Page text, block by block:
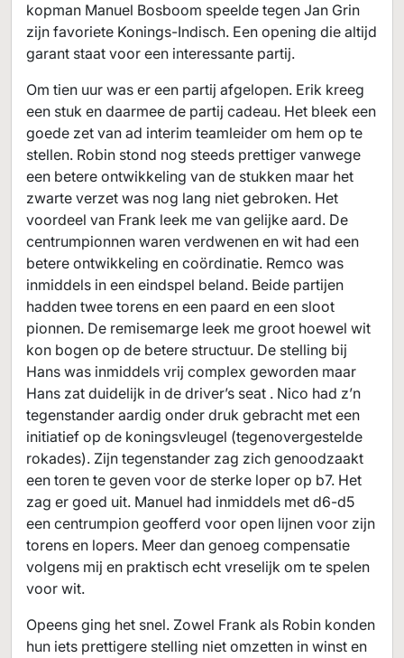
kopman Manuel Bosboom speelde tegen Jan Grin
zijn favoriete Konings-Indisch. Een opening die altijd
garant staat voor een interessante partij.
Om tien uur was er een partij afgelopen. Erik kreeg
een stuk en daarmee de partij cadeau. Het bleek een
goede zet van ad interim teamleider om hem op te
stellen. Robin stond nog steeds prettiger vanwege
een betere ontwikkeling van de stukken maar het
zwarte verzet was nog lang niet gebroken. Het
voordeel van Frank leek me van gelijke aard. De
centrumpionnen waren verdwenen en wit had een
betere ontwikkeling en coördinatie. Remco was
inmiddels in een eindspel beland. Beide partijen
hadden twee torens en een paard en een sloot
pionnen. De remisemarge leek me groot hoewel wit
kon bogen op de betere structuur. De stelling bij
Hans was inmiddels vrij complex geworden maar
Hans zat duidelijk in de driver’s seat . Nico had z’n
tegenstander aardig onder druk gebracht met een
initiatief op de koningsvleugel (tegenovergestelde
rokades). Zijn tegenstander zag zich genoodzaakt
een toren te geven voor de sterke loper op b7. Het
zag er goed uit. Manuel had inmiddels met d6-d5
een centrumpion geofferd voor open lijnen voor zijn
torens en lopers. Meer dan genoeg compensatie
volgens mij en praktisch echt vreselijk om te spelen
voor wit.
Opeens ging het snel. Zowel Frank als Robin konden
hun iets prettigere stelling niet omzetten in winst en